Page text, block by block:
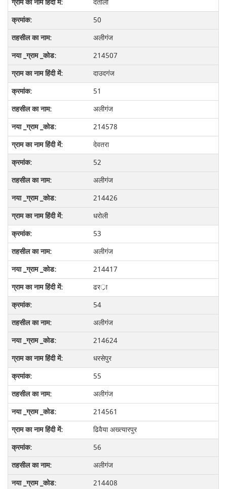
दतोली
50
अलीगंज
214507
दाउदगंज
51
अलीगंज
214578
देवतरा
52
अलीगंज
214426
धरोली
53
अलीगंज
214417
ढरर्ा
54
अलीगंज
214624
धरसेपुर
55
अलीगंज
214561
ढिवैया अख्त्यारपुर
56
अलीगंज
214408